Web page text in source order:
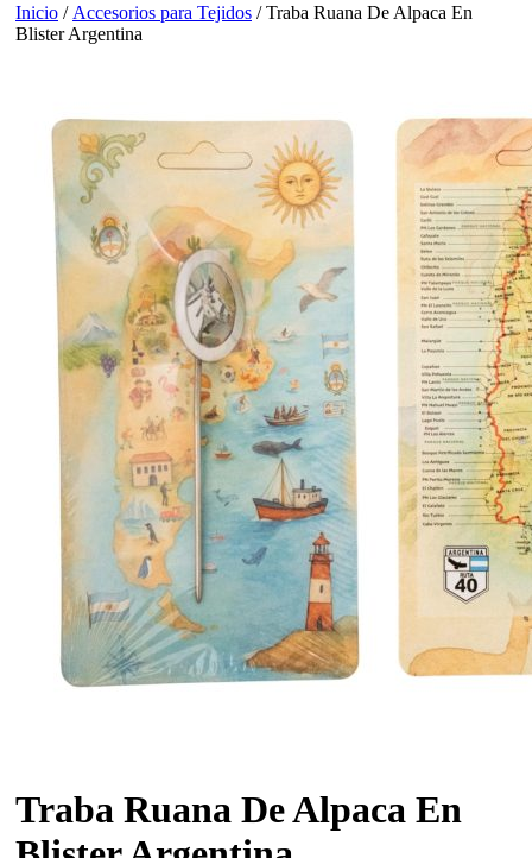
Inicio / Accesorios para Tejidos / Traba Ruana De Alpaca En
Blister Argentina
Traba Ruana De Alpaca En